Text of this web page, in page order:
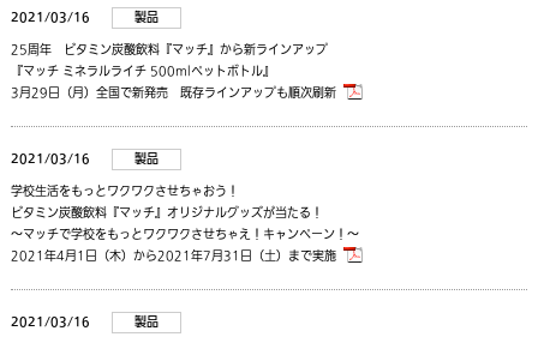
2021/03/16
製品
25周年 ビタミン炭酸飲料『マッチ』から新ラインアップ
『マッチ ミネラルライチ 500mlペットボトル』
3月29日（月）全国で新発売 既存ラインアップも順次刷新
2021/03/16
製品
学校生活をもっとワクワクさせちゃおう！
ビタミン炭酸飲料『マッチ』オリジナルグッズが当たる！
～マッチで学校をもっとワクワクさせちゃえ！キャンペーン！～
2021年4月1日（木）から2021年7月31日（土）まで実施
2021/03/16
製品